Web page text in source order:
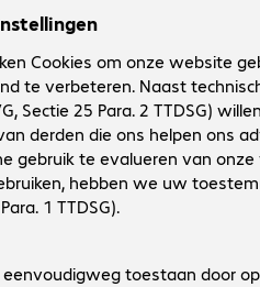
DICOTA
Productnr.:
4979953
Uitvoering
Schermgrootte: